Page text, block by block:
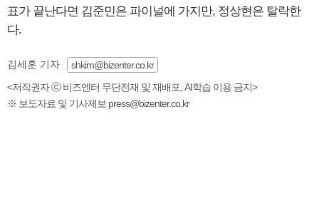
표가 끝난다면 김준민은 파이널에 가지만, 정상현은 탈락한
다.
김세훈 기자
shkim@bizenter.co.kr
<저작권자 ⓒ 비즈엔터 무단전재 및 재배포, AI학습 이용 금지>
※ 보도자료 및 기사제보 press@bizenter.co.kr